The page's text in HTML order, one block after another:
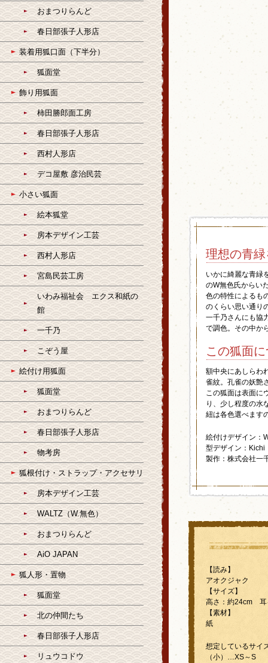
理想の青
いかに綺麗な青緑
のW無色氏からい
色の特性によるも
のくらい思い通り
一千乃さんにも協
で調色。その中か
この狐面
額中央にあしらわ
雀紋。孔雀の妖艶
この狐面は表面に
り、少し程度の水
紐は各色選べます
絵付けデザイン：
型デザイン：
製作：株式会社一
【読み】
アオクジャク
【サイズ】
高さ：約24cm
【素材】
紙
想定しているサイ
（小）…XS～S
おまつりらんど
春日部張子人形店
装着用狐口面（下半分）
狐面堂
飾り用狐面
柿田勝郎面工房
春日部張子人形店
西村人形店
デコ屋敷 彦治民芸
小さい狐面
絵本狐堂
房本デザイン工芸
西村人形店
宮島民芸工房
いわみ福祉会 エクス和紙の
館
一千乃
こぞう屋
絵付け用狐面
狐面堂
おまつりらんど
春日部張子人形店
物考房
狐根付け・ストラップ・アクセサリ
房本デザイン工芸
WALTZ（W.無色）
おまつりらんど
AiO JAPAN
狐人形・置物
狐面堂
北の仲間たち
春日部張子人形店
リュウコドウ